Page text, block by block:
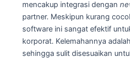
mencakup integrasi dengan
partner. Meskipun kurang
software ini sangat efektif
korporat. Kelemahannya
sehingga sulit disesuaikan